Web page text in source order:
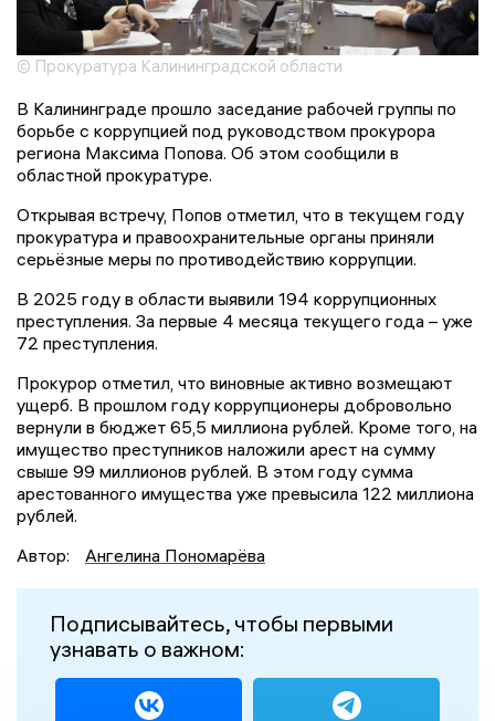
© Прокуратура Калининградской области
В Калининграде прошло заседание рабочей группы по
борьбе с коррупцией под руководством прокурора
региона Максима Попова. Об этом сообщили в
областной прокуратуре.
Открывая встречу, Попов отметил, что в текущем году
прокуратура и правоохранительные органы приняли
серьёзные меры по противодействию коррупции.
В 2025 году в области выявили 194 коррупционных
преступления. За первые 4 месяца текущего года – уже
72 преступления.
Прокурор отметил, что виновные активно возмещают
ущерб. В прошлом году коррупционеры добровольно
вернули в бюджет 65,5 миллиона рублей. Кроме того, на
имущество преступников наложили арест на сумму
свыше 99 миллионов рублей. В этом году сумма
арестованного имущества уже превысила 122 миллиона
рублей.
Автор:
Ангелина Пономарёва
Подписывайтесь, чтобы первыми
узнавать о важном: